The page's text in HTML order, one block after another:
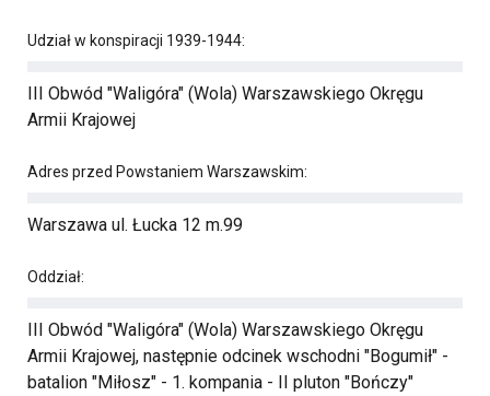
Udział w konspiracji 1939-1944:
III Obwód "Waligóra" (Wola) Warszawskiego Okręgu
Armii Krajowej
Adres przed Powstaniem Warszawskim:
Warszawa ul. Łucka 12 m.99
Oddział:
III Obwód "Waligóra" (Wola) Warszawskiego Okręgu
Armii Krajowej, następnie odcinek wschodni "Bogumił" -
batalion "Miłosz" - 1. kompania - II pluton "Bończy"